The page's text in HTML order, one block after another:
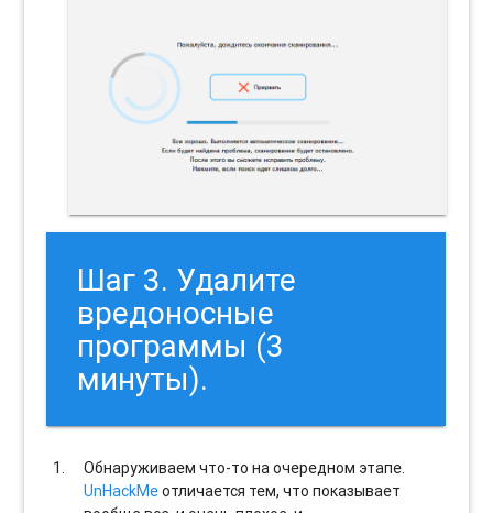
Шаг 3. Удалите
вредоносные
программы (3
минуты).
Обнаруживаем что-то на очередном этапе.
UnHackMeотличается тем, что показывает